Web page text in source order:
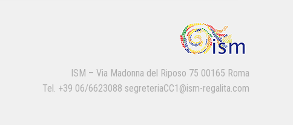
▸
▸
ISM – Via Madonna del Riposo 75 00165 Roma
Tel. +39 06/6623088 segreteriaCC1@ism-regalita.com